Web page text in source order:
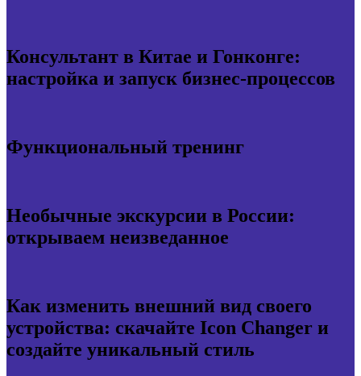
Консультант в Китае и Гонконге:
настройка и запуск бизнес-процессов
Функциональный тренинг
Необычные экскурсии в России:
открываем неизведанное
Как изменить внешний вид своего
устройства: скачайте Icon Changer и
создайте уникальный стиль